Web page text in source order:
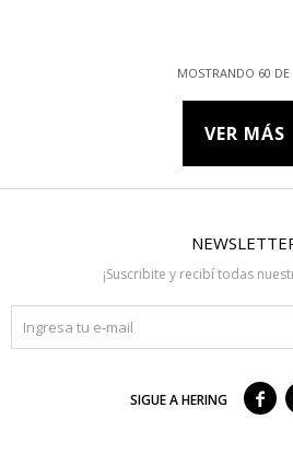
MOSTRANDO 60 DE
VER MÁS
¡Suscribite y recibí todas
SIGUE A HERING 